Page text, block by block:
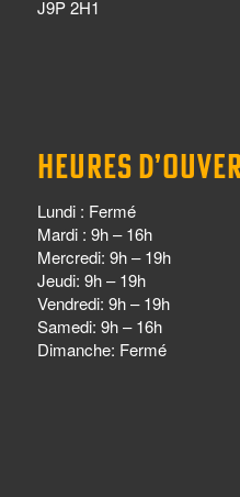
J9P 2H1
HEURES
Lundi : Fermé
Mardi : 9h – 16h
Mercredi: 9h – 19h
Jeudi: 9h – 19h
Vendredi: 9h – 19h
Samedi: 9h – 16h
Dimanche: Fermé